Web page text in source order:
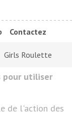
Contactez
Girls Roulette
pour utiliser
de l'action des